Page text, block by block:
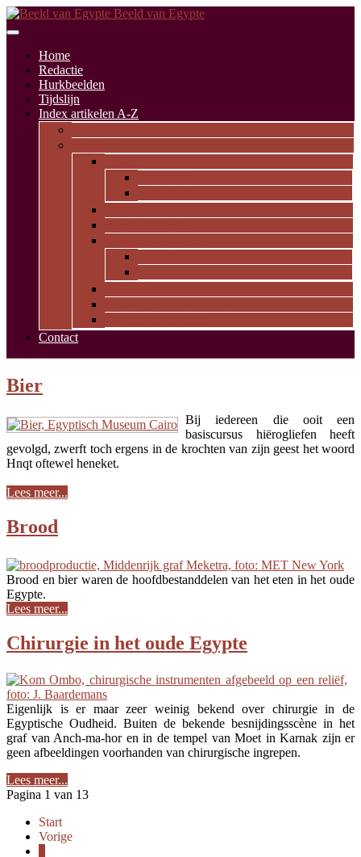
Beeld van Egypte
Home
Redactie
Hurkbeelden
Tijdslijn
Index artikelen A-Z
Contact
Bier
Bij iedereen die ooit een
basiscursus hiërogliefen heeft
gevolgd, zwerft toch ergens in de krochten van zijn geest het woord
Hnqt oftewel heneket.
Lees meer...
Brood
Brood en bier waren de hoofdbestanddelen van het eten in het oude
Egypte.
Lees meer...
Chirurgie in het oude Egypte
Eigenlijk is er maar zeer weinig bekend over chirurgie in de
Egyptische Oudheid. Buiten de bekende besnijdingsscène in het
graf van Anch-ma-hor en in de tempel van Moet in Karnak zijn er
geen afbeeldingen voorhanden van chirurgische ingrepen.
Lees meer...
Pagina 1 van 13
Start
Vorige